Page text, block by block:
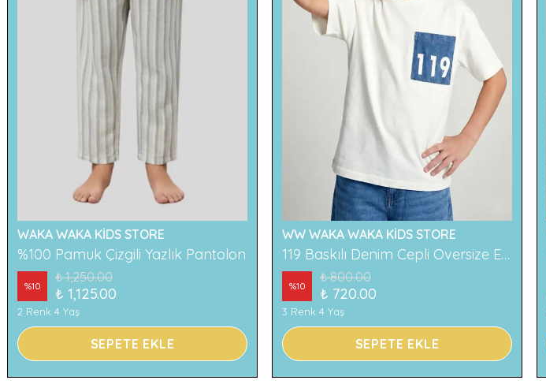
WAKA WAKA KİDS STORE
%100 Pamuk Çizgili Yazlık Pantolon
%10
₺ 1,250.00
₺ 1,125.00
2 Renk 4 Yaş
SEPETE EKLE
WW WAKA WAKA KİDS STORE
119 Baskılı Denim Cepli Oversize Erkek Çocuk Tişört
%10
₺ 800.00
₺ 720.00
3 Renk 4 Yaş
SEPETE EKLE